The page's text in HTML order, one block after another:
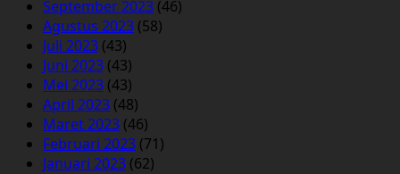
September 2023 (46)
Agustus 2023 (58)
Juli 2023 (43)
Juni 2023 (43)
Mei 2023 (43)
April 2023 (48)
Maret 2023 (46)
Februari 2023 (71)
Januari 2023 (62)